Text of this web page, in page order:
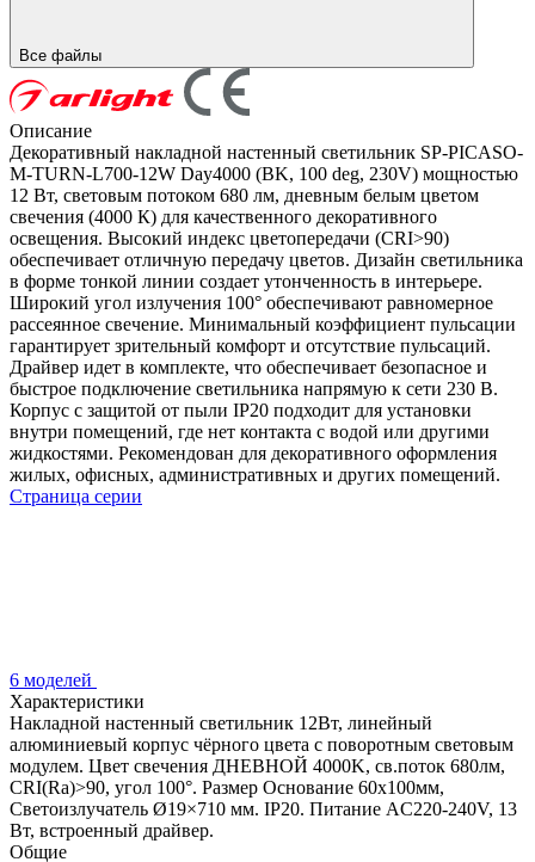
Все файлы
Описание
Декоративный накладной настенный светильник SP-PICASO-
M-TURN-L700-12W Day4000 (BK, 100 deg, 230V) мощностью
12 Вт, световым потоком 680 лм, дневным белым цветом
свечения (4000 К) для качественного декоративного
освещения. Высокий индекс цветопередачи (CRI>90)
обеспечивает отличную передачу цветов. Дизайн светильника
в форме тонкой линии создает утонченность в интерьере.
Широкий угол излучения 100° обеспечивают равномерное
рассеянное свечение. Минимальный коэффициент пульсации
гарантирует зрительный комфорт и отсутствие пульсаций.
Драйвер идет в комплекте, что обеспечивает безопасное и
быстрое подключение светильника напрямую к сети 230 В.
Корпус с защитой от пыли IP20 подходит для установки
внутри помещений, где нет контакта с водой или другими
жидкостями. Рекомендован для декоративного оформления
жилых, офисных, административных и других помещений.
Страница серии
6 моделей
Характеристики
Накладной настенный светильник 12Вт, линейный
алюминиевый корпус чёрного цвета с поворотным световым
модулем. Цвет свечения ДНЕВНОЙ 4000K, св.поток 680лм,
CRI(Ra)>90, угол 100°. Размер Основание 60x100мм,
Светоизлучатель Ø19×710 мм. IP20. Питание AC220-240V, 13
Вт, встроенный драйвер.
Общие